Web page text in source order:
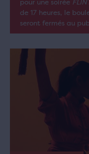
pour une soirée
de 17 heures, le
seront fermés au